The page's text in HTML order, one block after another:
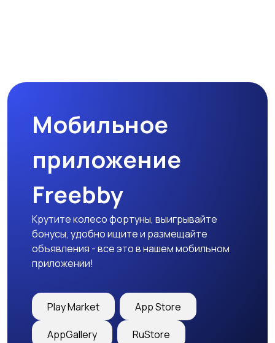
Мобильное
приложение
Freebby
Крутите колесо фортуны, выигрывайте
бонусы, удобно ищите и размещайте
объявления - все это в нашем мобильном
приложении!
Play Market App Store
AppGallery RuStore